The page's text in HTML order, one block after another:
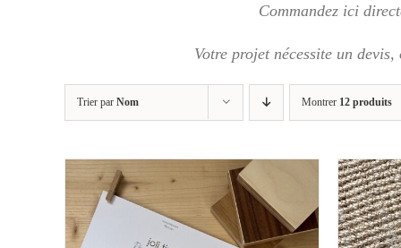
Commandez ici
Votre projet nécessite un devis,
Trier par Nom Montrer 12 produits